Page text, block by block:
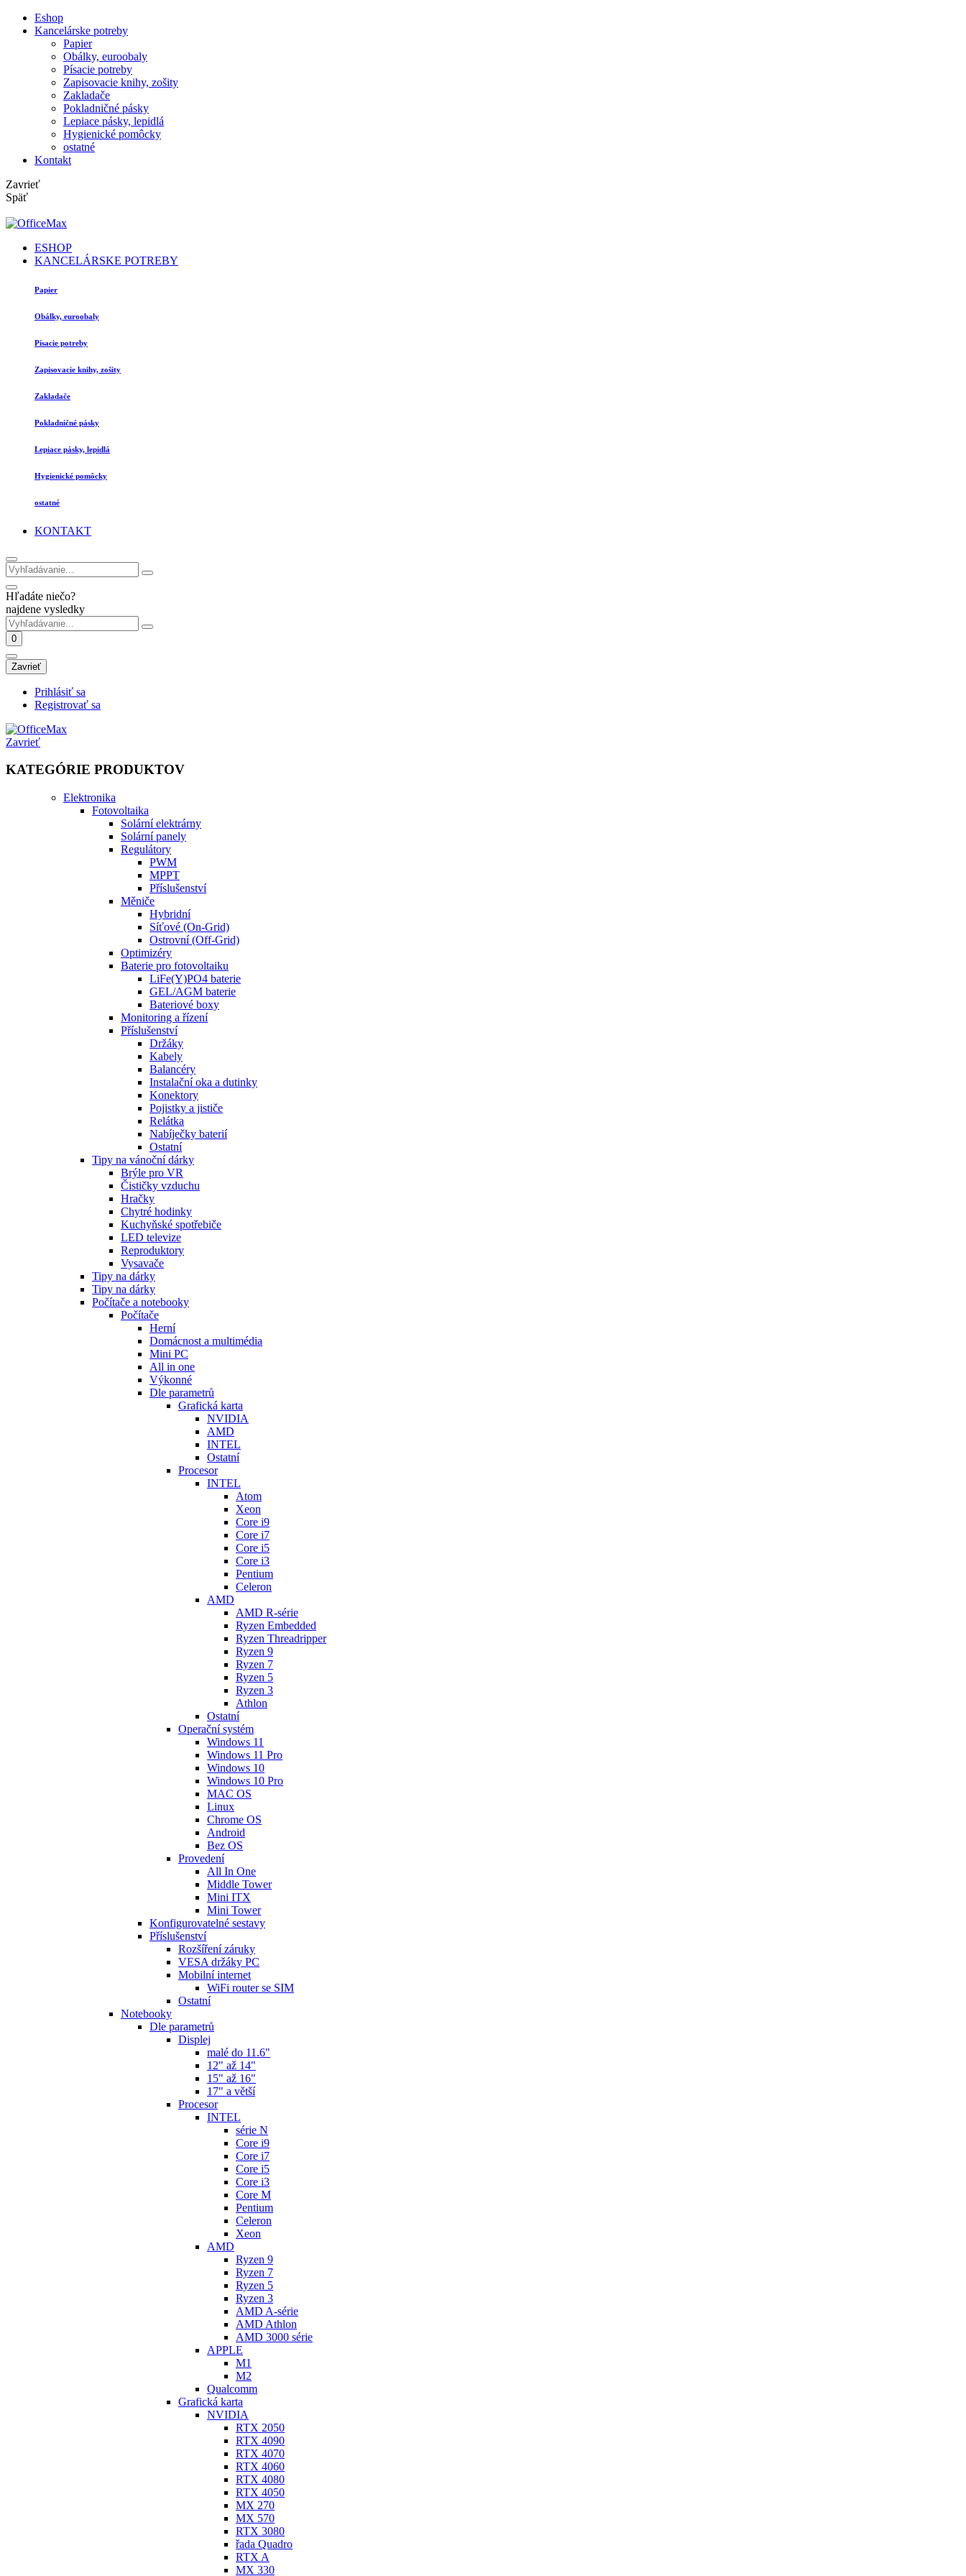
Eshop
Kancelárske potreby
Papier
Obálky, euroobaly
Písacie potreby
Zapisovacie knihy, zošity
Zakladače
Pokladničné pásky
Lepiace pásky, lepidlá
Hygienické pomôcky
ostatné
Kontakt
Zavrieť
Späť
ESHOP
KANCELÁRSKE POTREBY
Papier
Obálky, euroobaly
Písacie potreby
Zapisovacie knihy, zošity
Zakladače
Pokladničné pásky
Lepiace pásky, lepidlá
Hygienické pomôcky
ostatné
KONTAKT
Hľadáte niečo?
najdene vysledky
0
Zavrieť
Prihlásiť sa
Registrovať sa
Zavrieť
KATEGÓRIE PRODUKTOV
Elektronika
Fotovoltaika
Solární elektrárny
Solární panely
Regulátory
PWM
MPPT
Příslušenství
Měniče
Hybridní
Síťové (On-Grid)
Ostrovní (Off-Grid)
Optimizéry
Baterie pro fotovoltaiku
LiFe(Y)PO4 baterie
GEL/AGM baterie
Bateriové boxy
Monitoring a řízení
Příslušenství
Držáky
Kabely
Balancéry
Instalační oka a dutinky
Konektory
Pojistky a jističe
Relátka
Nabíječky baterií
Ostatní
Tipy na vánoční dárky
Brýle pro VR
Čističky vzduchu
Hračky
Chytré hodinky
Kuchyňské spotřebiče
LED televize
Reproduktory
Vysavače
Tipy na dárky
Tipy na dárky
Počítače a notebooky
Počítače
Herní
Domácnost a multimédia
Mini PC
All in one
Výkonné
Dle parametrů
Grafická karta
NVIDIA
AMD
INTEL
Ostatní
Procesor
INTEL
Atom
Xeon
Core i9
Core i7
Core i5
Core i3
Pentium
Celeron
AMD
AMD R-série
Ryzen Embedded
Ryzen Threadripper
Ryzen 9
Ryzen 7
Ryzen 5
Ryzen 3
Athlon
Ostatní
Operační systém
Windows 11
Windows 11 Pro
Windows 10
Windows 10 Pro
MAC OS
Linux
Chrome OS
Android
Bez OS
Provedení
All In One
Middle Tower
Mini ITX
Mini Tower
Konfigurovatelné sestavy
Příslušenství
Rozšíření záruky
VESA držáky PC
Mobilní internet
WiFi router se SIM
Ostatní
Notebooky
Dle parametrů
Displej
malé do 11.6"
12" až 14"
15" až 16"
17" a větší
Procesor
INTEL
série N
Core i9
Core i7
Core i5
Core i3
Core M
Pentium
Celeron
Xeon
AMD
Ryzen 9
Ryzen 7
Ryzen 5
Ryzen 3
AMD A-série
AMD Athlon
AMD 3000 série
APPLE
M1
M2
Qualcomm
Grafická karta
NVIDIA
RTX 2050
RTX 4090
RTX 4070
RTX 4060
RTX 4080
RTX 4050
MX 270
MX 570
RTX 3080
řada Quadro
RTX A
MX 330